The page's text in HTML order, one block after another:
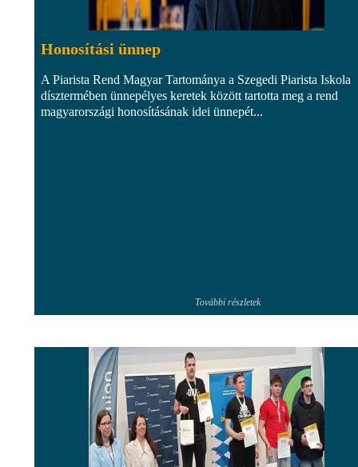
Honosítási ünnep
A Piarista Rend Magyar Tartománya a Szegedi Piarista Iskola
dísztermében ünnepélyes keretek között tartotta meg a rend
magyarországi honosításának idei ünnepét...
További részletek